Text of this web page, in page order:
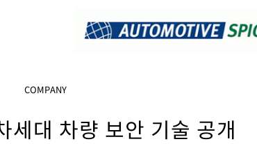
COMPANY
대 차량 보안 기술 공개